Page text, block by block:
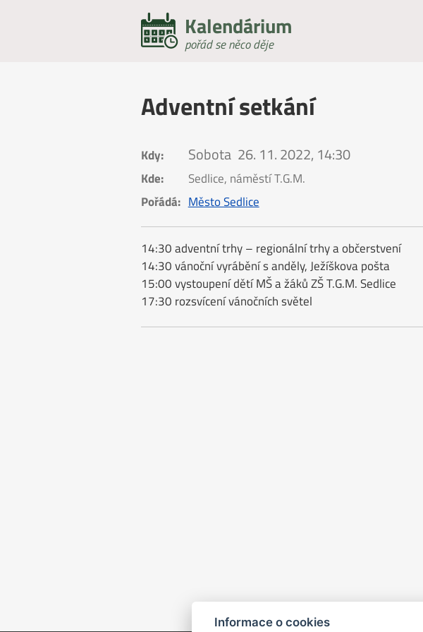
Kalendárium
pořád se něco děje
Adventní setkání
Kdy: Sobota 26. 11. 2022, 14:30
Kde:
Sedlice, náměstí T.G.M.
Pořádá: Město Sedlice
14:30 adventní trhy – regionální trhy a občerstvení
14:30 vánoční vyrábění s anděly, Ježíškova pošta
15:00 vystoupení dětí MŠ a žáků ZŠ T.G.M. Sedlice
17:30 rozsvícení vánočních světel
Informace o cookies